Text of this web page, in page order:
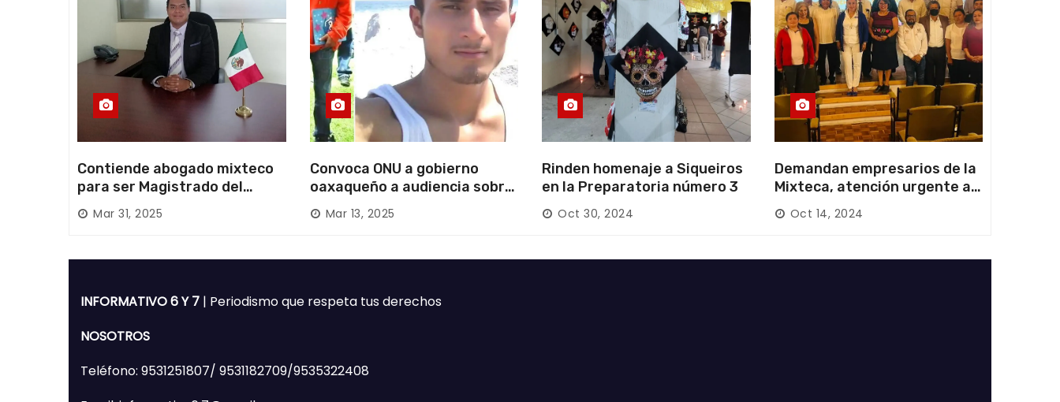
s
Contiende abogado mixteco
para ser Magistrado del
Poder Judicial; es originario
de Huajuapan de León
Mar 31, 2025
Convoca ONU a gobierno
oaxaqueño a audiencia sobre
desaparición forzada en la
Mixteca
Mar 13, 2025
Rinden homenaje a Siqueiros
en la Preparatoria número 3
Oct 30, 2024
Demandan empresarios de la
Mixteca, atención urgente a
las carreteras locales y
federales
Oct 14, 2024
INFORMATIVO 6 Y 7 | Periodismo que respeta tus derechos
NOSOTROS
Teléfono: 9531251807/ 9531182709/9535322408